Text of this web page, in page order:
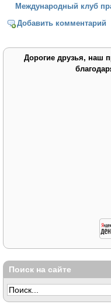
Международный клуб
Добавить комментарий
Дорогие друзья, наш
Поиск на сайте